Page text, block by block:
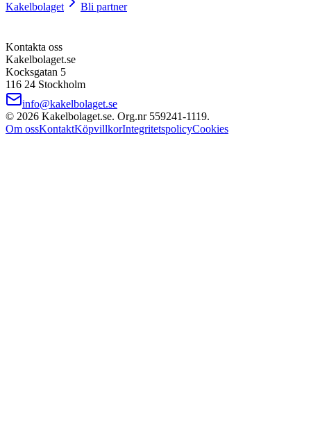
Kakelbolaget
Bli partner
Kontakta oss
Kakelbolaget.se
Kocksgatan 5
116 24 Stockholm
info@kakelbolaget.se
© 2026 Kakelbolaget.se. Org.nr 559241‑1119.
Om ossKontaktKöpvillkorIntegritetspolicyCookies